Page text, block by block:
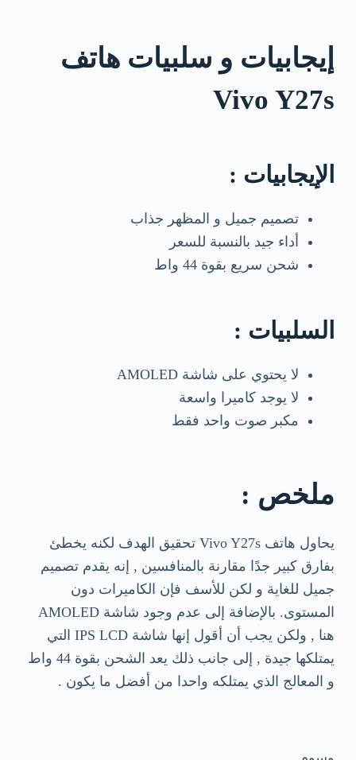
إيجابيات و سلبيات هاتف
Vivo Y27s
الإيجابيات :
تصميم جميل و المظهر جذاب
أداء جيد بالنسبة للسعر
شحن سريع بقوة 44 واط
السلبيات :
لا يحتوي على شاشة AMOLED
لا يوجد كاميرا واسعة
مكبر صوت واحد فقط
ملخص :
يحاول هاتف Vivo Y27s تحقيق الهدف لكنه يخطئ
بفارق كبير جدًا مقارنة بالمنافسين , إنه يقدم تصميم
جميل للغاية و لكن للأسف فإن الكاميرات دون
المستوى. بالإضافة إلى عدم وجود شاشة AMOLED
هنا , ولكن يجب أن أقول إنها شاشة IPS LCD التي
يمتلكها جيدة , إلى جانب ذلك يعد الشحن بقوة 44 واط
و المعالج الذي يمتلكه واحدا من أفضل ما يكون .